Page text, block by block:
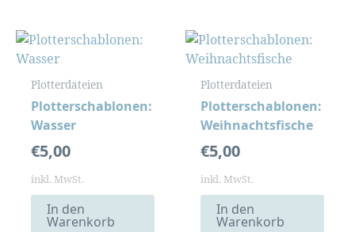
Plotterdateien
Plotterschablonen:
Wasser
€5,00
inkl. MwSt.
In den
Warenkorb
Plotterdateien
Plotterschablonen:
Weihnachtsfische
€5,00
inkl. MwSt.
In den
Warenkorb